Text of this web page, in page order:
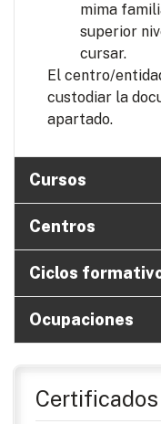
mima
superior
cursar.
El centro/
custodiar la
apartado.
Cursos
Centros
Ciclos
Ocupaciones